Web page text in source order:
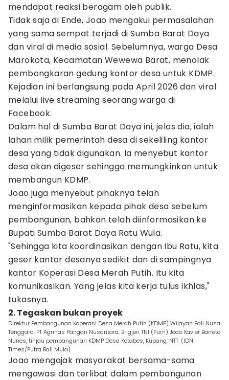
mendapat reaksi beragam oleh publik.
Tidak saja di Ende, Joao mengakui permasalahan
yang sama sempat terjadi di Sumba Barat Daya
dan viral di media sosial. Sebelumnya, warga Desa
Marokota, Kecamatan Wewewa Barat, menolak
pembongkaran gedung kantor desa untuk KDMP.
Kejadian ini berlangsung pada April 2026 dan viral
melalui live streaming seorang warga di
Facebook.
Dalam hal di Sumba Barat Daya ini, jelas dia, ialah
lahan milik pemerintah desa di sekeliling kantor
desa yang tidak digunakan. Ia menyebut kantor
desa akan digeser sehingga memungkinkan untuk
membangun KDMP.
Joao juga menyebut pihaknya telah
menginformasikan kepada pihak desa sebelum
pembangunan, bahkan telah diinformasikan ke
Bupati Sumba Barat Daya Ratu Wula.
"Sehingga kita koordinasikan dengan Ibu Ratu, kita
geser kantor desanya sedikit dan di sampingnya
kantor Koperasi Desa Merah Putih. Itu kita
komunikasikan. Yang jelas kita kerja tulus ikhlas,"
tukasnya.
2. Tegaskan bukan proyek
Direktur Pembangunan Koperasi Desa Merah Putih (KDMP) Wilayah Bali Nusa
Tenggara, PT Agrinas Pangan Nusantara, Brigjen TNI (Purn) Joao Xavier Barreto
Nunes, tinjau pembangunan KDMP Desa Kotabes, Kupang, NTT. (IDN
Times/Putra Bali Mula)
Joao mengajak masyarakat bersama-sama
mengawasi dan terlibat dalam pembangunan